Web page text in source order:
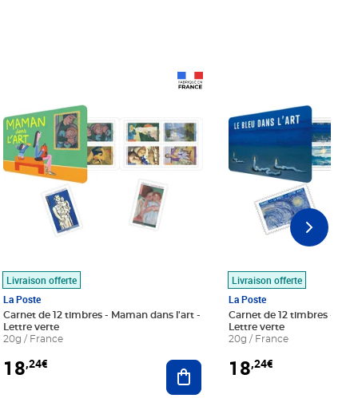
au panier
Livraison offerte
La Poste
Carnet de 12 timbres - Maman dans l'art -
Lettre verte
20g / France
18,24€ Ajouter au panier
Livraison offerte
La Poste
Carnet de 12 timbres - Le
Lettre verte
20g / France
18,24€